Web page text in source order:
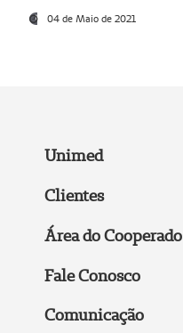
04 de Maio de 2021
Unimed
Clientes
Área do Cooperado
Fale Conosco
Comunicação